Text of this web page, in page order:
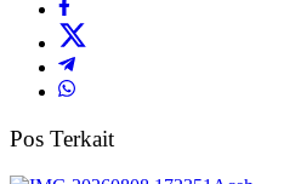
Pos Terkait